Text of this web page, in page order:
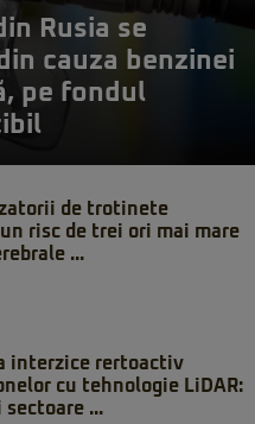
Rusia se
cauza benzinei
pe fondul
de trotinete
risc de trei ori mai mare
...
interzice rertoactiv
cu tehnologie LiDAR:
sectoare ...